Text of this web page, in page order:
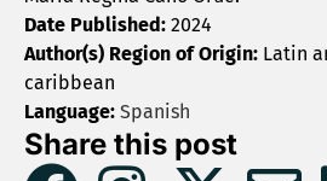
Date Published: 2024
Author(s) Region of Origin: Latin
caribbean
Language: Spanish
Share this post